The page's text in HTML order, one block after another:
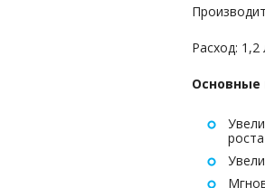
Расход: 1,2
роста